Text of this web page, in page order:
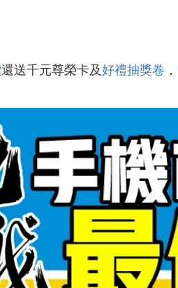
還送千元尊榮卡及好禮抽獎卷 ，